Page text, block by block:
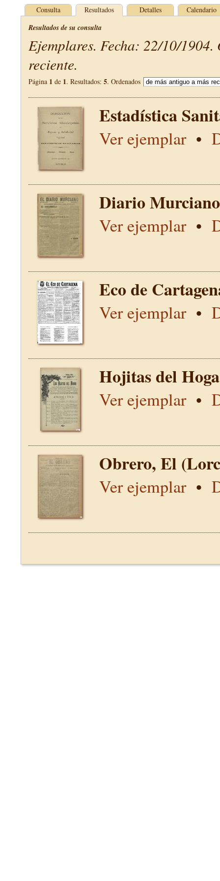
Consulta Resultados Detalles Calendario
Resultados de su consulta
Ejemplares. Fecha: 22/10/1904.
reciente.
Página 1 de 1. Resultados: 5. Ordenados
Estadística
Ver ejemplar•
Diario
Ver ejemplar•
Eco de
Ver ejemplar•
Hojitas del
Ver ejemplar•
Obrero, El
Ver ejemplar•